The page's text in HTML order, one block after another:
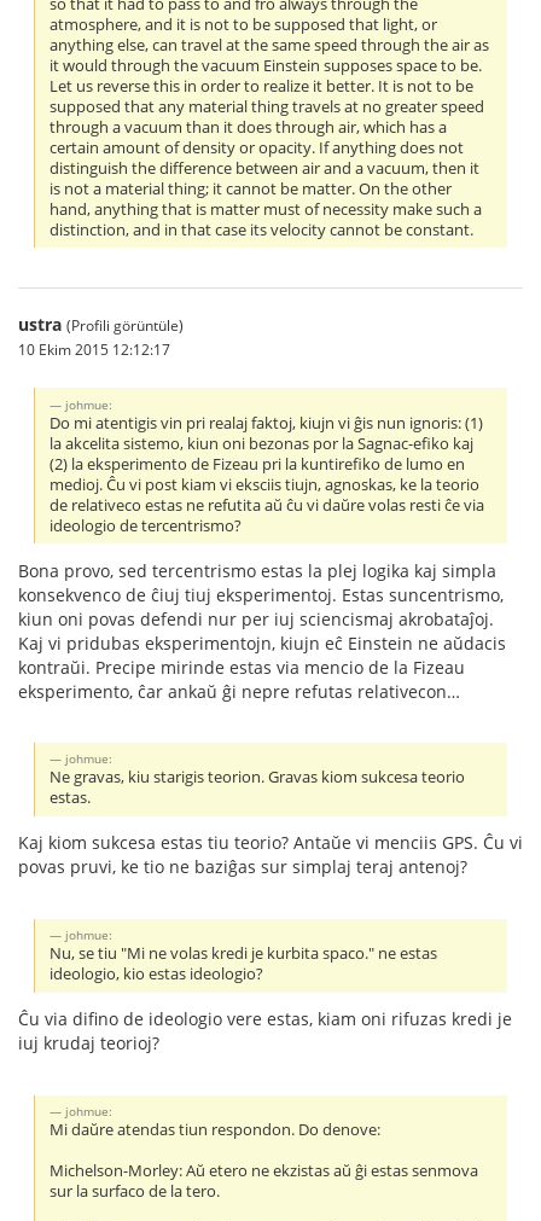
atmosphere, and it is not to be supposed that light, or
anything else, can travel at the same speed through the air as
it would through the vacuum Einstein supposes space to be.
Let us reverse this in order to realize it better. It is not to be
supposed that any material thing travels at no greater speed
through a vacuum than it does through air, which has a
certain amount of density or opacity. If anything does not
distinguish the difference between air and a vacuum, then it
is not a material thing; it cannot be matter. On the other
hand, anything that is matter must of necessity make such a
distinction, and in that case its velocity cannot be constant.
ustra (Profili görüntüle)
10 Ekim 2015 12:12:17
johmue:
Do mi atentigis vin pri realaj faktoj, kiujn vi ĝis nun ignoris: (1)
la akcelita sistemo, kiun oni bezonas por la Sagnac-efiko kaj
(2) la eksperimento de Fizeau pri la kuntirefiko de lumo en
medioj. Ĉu vi post kiam vi eksciis tiujn, agnoskas, ke la teorio
de relativeco estas ne refutita aŭ ĉu vi daŭre volas resti ĉe via
ideologio de tercentrismo?
Bona provo, sed tercentrismo estas la plej logika kaj simpla
konsekvenco de ĉiuj tiuj eksperimentoj. Estas suncentrismo,
kiun oni povas defendi nur per iuj sciencismaj akrobataĵoj.
Kaj vi pridubas eksperimentojn, kiujn eĉ Einstein ne aŭdacis
kontraŭi. Precipe mirinde estas via mencio de la Fizeau
eksperimento, ĉar ankaŭ ĝi nepre refutas relativecon…
johmue:
Ne gravas, kiu starigis teorion. Gravas kiom sukcesa teorio
estas.
Kaj kiom sukcesa estas tiu teorio? Antaŭe vi menciis GPS. Ĉu vi
povas pruvi, ke tio ne baziĝas sur simplaj teraj antenoj?
johmue:
Nu, se tiu "Mi ne volas kredi je kurbita spaco." ne estas
ideologio, kio estas ideologio?
Ĉu via difino de ideologio vere estas, kiam oni rifuzas kredi je
iuj krudaj teorioj?
johmue:
Mi daŭre atendas tiun respondon. Do denove:
Michelson-Morley: Aŭ etero ne ekzistas aŭ ĝi estas senmova
sur la surfaco de la tero.